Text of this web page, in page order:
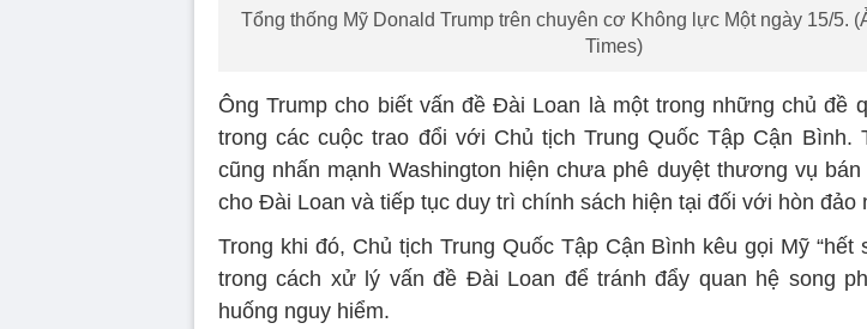
Tổng thống Mỹ Donald Trump trên chuyên cơ Không lực Một ngày 15/5.
Times)
Ông Trump cho biết vấn đề Đài Loan là một trong những chủ đề
trong các cuộc trao đổi với Chủ tịch Trung Quốc Tập Cận Bình.
cũng nhấn mạnh Washington hiện chưa phê duyệt thương vụ
cho Đài Loan và tiếp tục duy trì chính sách hiện tại đối với hòn đảo
Trong khi đó, Chủ tịch Trung Quốc Tập Cận Bình kêu gọi Mỹ “hết
trong cách xử lý vấn đề Đài Loan để tránh đẩy quan hệ song
huống nguy hiểm.